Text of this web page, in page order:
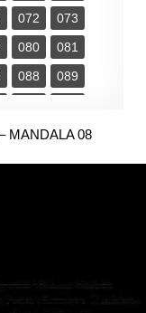
072
073
080
081
088
089
MANDALA 08